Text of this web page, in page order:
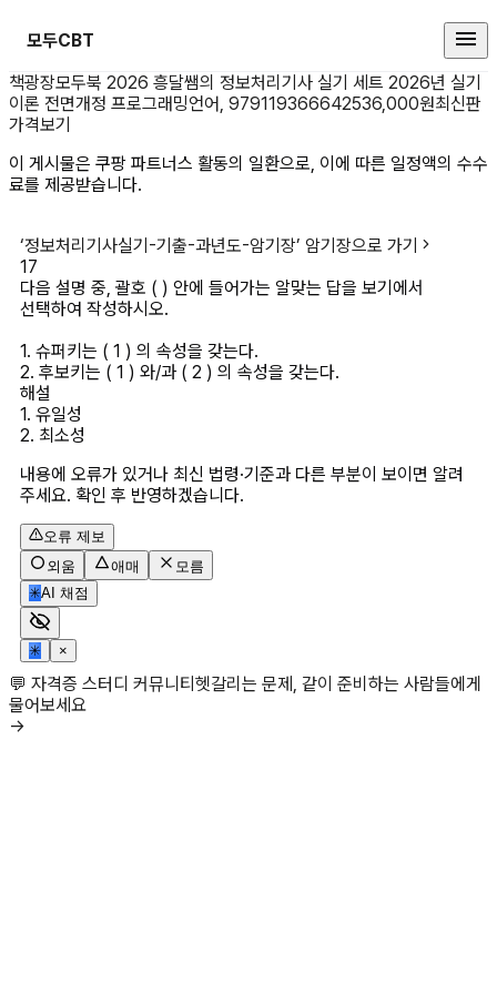
모두CBT
다음 설명 중, 괄호 ( ) 안에 들어가
책광장모두북 2026 흥달쌤의 정보처리기사 실기 세트 2026년 실기
이론 전면개정 프로그래밍언어, 979119366642536,000원최신판
가격보기
이 게시물은 쿠팡 파트너스 활동의 일환으로, 이에 따른 일정액의 수수
료를 제공받습니다.
‘정보처리기사실기-기출-과년도-암기장’ 암기장으로 가기
17
다음 설명 중, 괄호 ( ) 안에 들어가는 알맞는 답을 보기에서
선택하여 작성하시오.
1. 슈퍼키는 ( 1 ) 의 속성을 갖는다.
2. 후보키는 ( 1 ) 와/과 ( 2 ) 의 속성을 갖는다.
해설
1. 유일성
2. 최소성
내용에 오류가 있거나 최신 법령·기준과 다른 부분이 보이면 알려
주세요. 확인 후 반영하겠습니다.
오류 제보
외움
애매
모름
✳AI 채점
✳ ×
💬 자격증 스터디 커뮤니티헷갈리는 문제, 같이 준비하는 사람들에게
물어보세요
→